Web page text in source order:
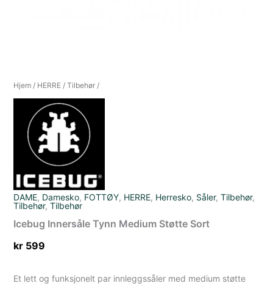
Hjem / HERRE /Tilbehør /
DAME, Damesko, FOTTØY, HERRE, Herresko, Såler,Tilbehør,
Tilbehør,Tilbehør
Icebug Innersåle Tynn Medium Støtte Sort
kr 599
Et lett og funksjonelt par innleggssåler med medium støtte